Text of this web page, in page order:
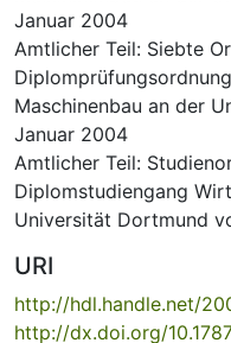
Januar 2004
Amtlicher Teil: Siebte
Maschinenbau an der
Januar 2004
Amtlicher Teil:
Diplomstudiengang
Universität Dortmund
URI
http://hdl.handle.net/
http://dx.doi.org/